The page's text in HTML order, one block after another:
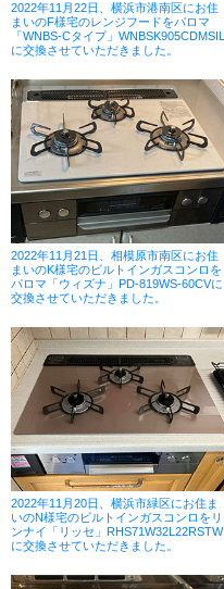
2022年11月22日、横浜市港南区にお住
まいのF様宅のレンジフードをパロマ
「WNBS-Cタイプ」WNBSK905CDMSIL
に交換させていただきました。
2022年11月21日、相模原市南区にお住
まいのK様宅のビルトインガスコンロを
パロマ「ウィズナ」PD-819WS-60CVに
交換させていただきました。
2022年11月20日、横浜市緑区にお住ま
いのN様宅のビルトインガスコンロをリ
ンナイ「リッセ」RHS71W32L22RSTW
に交換させていただきました。